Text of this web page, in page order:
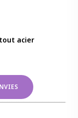
acier